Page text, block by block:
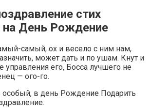
стих
на День Рождение
самый, ох и весело с ним нам,
может дать и по ушам. Кнут и
управления его, Босса лучшего не
— ого-го.
особый, в день Рождение Подарить